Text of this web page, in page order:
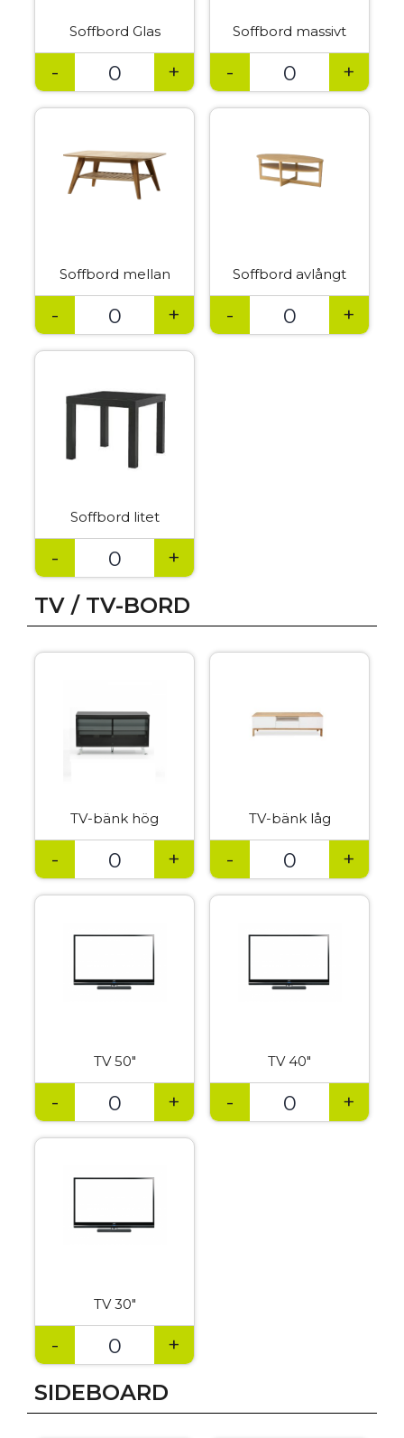
Soffbord Glas
- +
Soffbord massivt
- +
Soffbord mellan
- +
Soffbord avlångt
- +
Soffbord litet
- +
TV / TV-BORD
TV-bänk hög
- +
TV-bänk låg
- +
TV 50″
- +
TV 40″
- +
TV 30″
- +
SIDEBOARD